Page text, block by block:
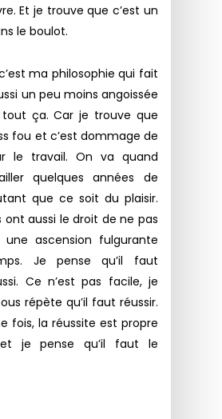
Et je trouve que c’est un
le boulot.
ma philosophie qui fait
un peu moins angoissée
ça. Car je trouve que
fou et c’est dommage de
le travail. On va quand
quelques années de
que ce soit du plaisir.
ont aussi le droit de ne pas
une ascension fulgurante
Je pense qu’il faut
Ce n’est pas facile, je
répète qu’il faut réussir.
fois, la réussite est propre
je pense qu’il faut le